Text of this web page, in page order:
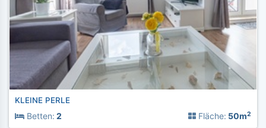
KLEINE PERLE
Betten: 2 Fläche: 50m2